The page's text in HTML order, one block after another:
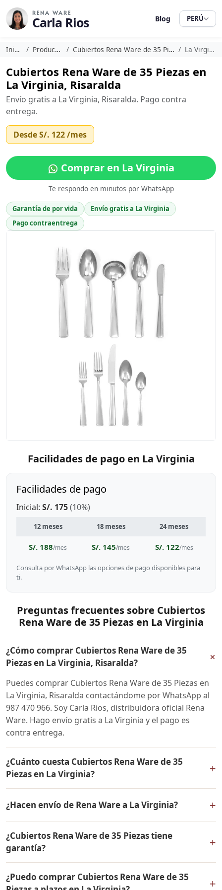
RENA WARE
Carla Rios Blog PERÚ
Inicio Productos Cubiertos Rena Ware de 35 Piezas La Virginia
Cubiertos Rena Ware de 35 Piezas en
La Virginia, Risaralda
Envío gratis a La Virginia, Risaralda. Pago contra
entrega.
DesdeS/. 122/mes
Comprar en La Virginia
Te respondo en minutos por WhatsApp
Garantía de por vida
Envío gratis a La Virginia
Pago contraentrega
Facilidades de pago en La Virginia
Facilidades de pago
Inicial: S/. 175(10%)
12 meses 18 meses 24 meses
S/. 188/mes S/. 145/mes S/. 122/mes
Consulta por WhatsApp las opciones de pago disponibles para
ti.
Preguntas frecuentes sobre Cubiertos
Rena Ware de 35 Piezas en La Virginia
¿Cómo comprar Cubiertos Rena Ware de 35
Piezas en La Virginia, Risaralda?
+
Puedes comprar Cubiertos Rena Ware de 35 Piezas en
La Virginia, Risaralda contactándome por WhatsApp al
987 470 966. Soy Carla Rios, distribuidora oficial Rena
Ware. Hago envío gratis a La Virginia y el pago es
contra entrega.
¿Cuánto cuesta Cubiertos Rena Ware de 35
Piezas en La Virginia?
+
mismo en todo Colombia. Contáctame por WhatsApp
para conocer el precio actual, promociones disponibles
y facilidades de pago en cuotas desde el 10% de inicial.
¿Hacen envío de Rena Ware a La Virginia? +
Piezas a La Virginia, Risaralda y a todo Colombia. El
pago es contra entrega.
¿Cubiertos Rena Ware de 35 Piezas tiene
garantía?
+
por vida contra defectos de fabricación. Todos los
¿Puedo comprar Cubiertos Rena Ware de 35
+